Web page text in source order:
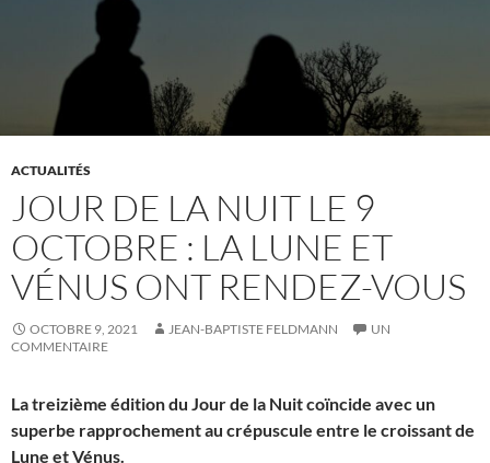
ACTUALITÉS
JOUR DE LA NUIT LE 9
OCTOBRE : LA LUNE ET
VÉNUS ONT RENDEZ-VOUS
OCTOBRE 9, 2021 JEAN-BAPTISTE FELDMANN
UN
COMMENTAIRE
La treizième édition du Jour de la Nuit coïncide avec un
superbe rapprochement au crépuscule entre le croissant de
Lune et Vénus.